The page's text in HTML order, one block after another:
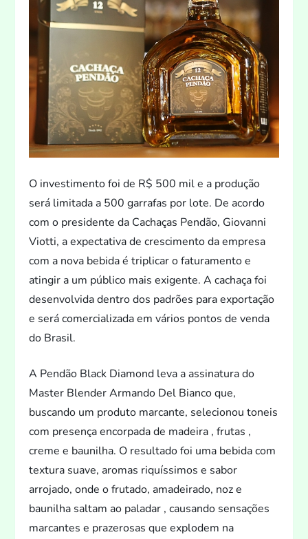
O investimento foi de R$ 500 mil e a produção
será limitada a 500 garrafas por lote. De acordo
com o presidente da Cachaças Pendão, Giovanni
Viotti, a expectativa de crescimento da empresa
com a nova bebida é triplicar o faturamento e
atingir a um público mais exigente. A cachaça foi
desenvolvida dentro dos padrões para exportação
e será comercializada em vários pontos de venda
do Brasil.
A Pendão Black Diamond leva a assinatura do
Master Blender Armando Del Bianco que,
buscando um produto marcante, selecionoutoneis
com presença encorpada de madeira , frutas ,
creme e baunilha. O resultado foi uma bebida com
textura suave, aromas riquíssimos e sabor
arrojado, onde o frutado, amadeirado, noz e
baunilha saltam ao paladar , causando sensações
marcantes e prazerosas que explodem na